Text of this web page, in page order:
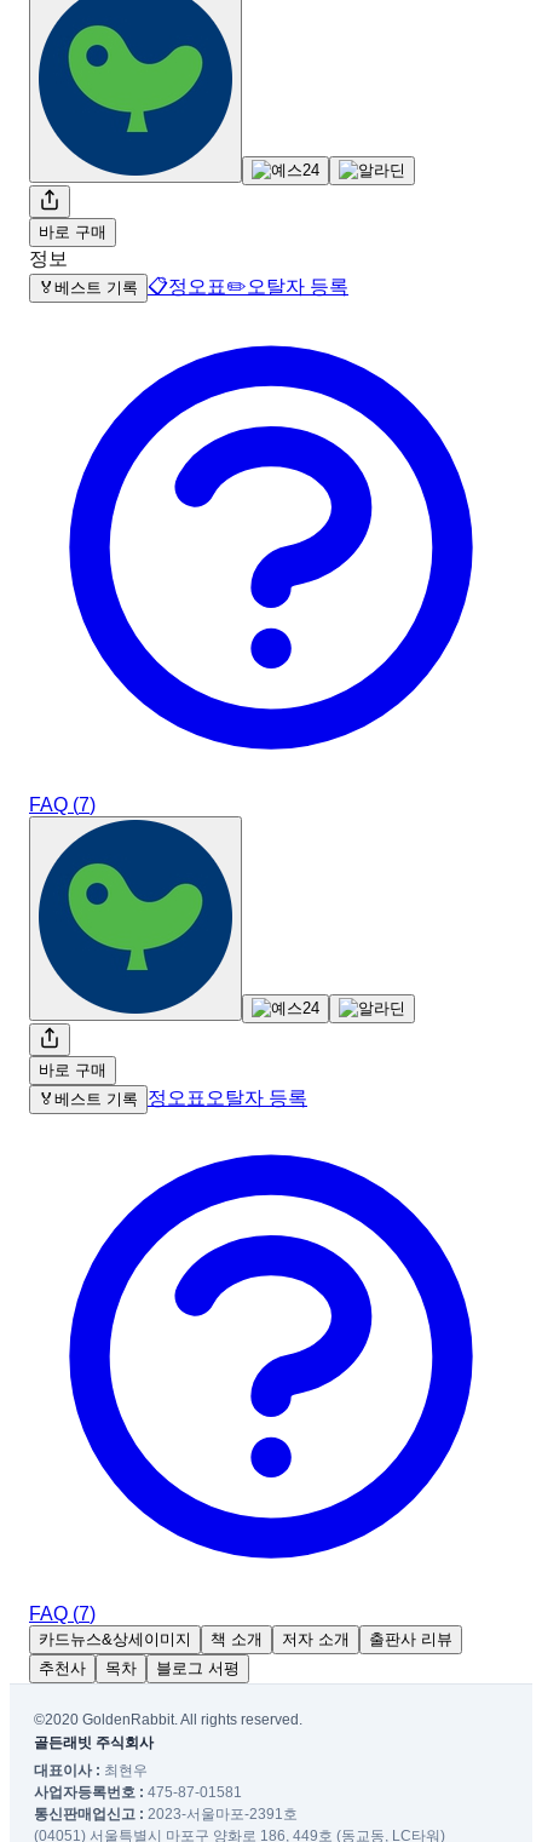
바로 구매
정보
🏅 베스트 기록 📋정오표✏️오탈자 등록
FAQ (7)
바로 구매
🏅 베스트 기록 정오표 오탈자 등록
FAQ (7)
카드뉴스&상세이미지 책 소개 저자 소개
출판사 리뷰
추천사
목차 블로그 서평
©2020 GoldenRabbit. All rights reserved.
골든래빗 주식회사
대표이사 : 최현우
사업자등록번호 : 475-87-01581
통신판매업신고 : 2023-서울마포-2391호
(04051) 서울특별시 마포구 양화로 186, 449호 (동교동, LC타워)